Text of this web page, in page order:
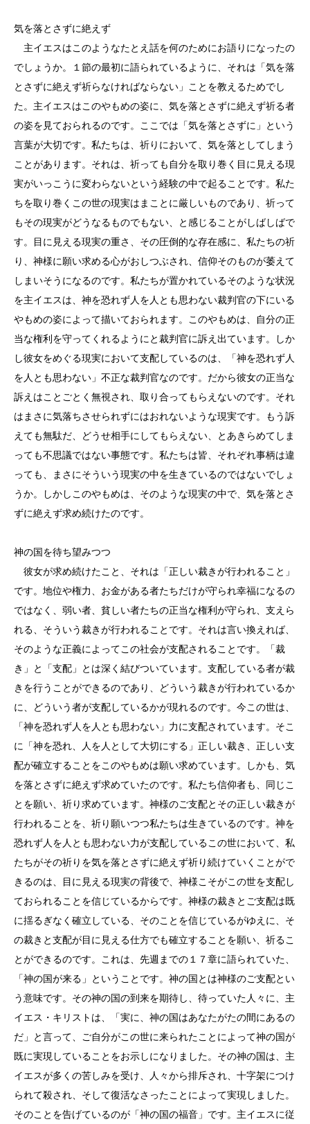
気を落とさずに絶えず
主イエスはこのようなたとえ話を何のためにお語りになったの
でしょうか。１節の最初に語られているように、それは「気を落
とさずに絶えず祈らなければならない」ことを教えるためでし
た。主イエスはこのやもめの姿に、気を落とさずに絶えず祈る者
の姿を見ておられるのです。ここでは「気を落とさずに」という
言葉が大切です。私たちは、祈りにおいて、気を落としてしまう
ことがあります。それは、祈っても自分を取り巻く目に見える現
実がいっこうに変わらないという経験の中で起ることです。私た
ちを取り巻くこの世の現実はまことに厳しいものであり、祈って
もその現実がどうなるものでもない、と感じることがしばしばで
す。目に見える現実の重さ、その圧倒的な存在感に、私たちの祈
り、神様に願い求める心がおしつぶされ、信仰そのものが萎えて
しまいそうになるのです。私たちが置かれているそのような状況
を主イエスは、神を恐れず人を人とも思わない裁判官の下にいる
やもめの姿によって描いておられます。このやもめは、自分の正
当な権利を守ってくれるようにと裁判官に訴え出ています。しか
し彼女をめぐる現実において支配しているのは、「神を恐れず人
を人とも思わない」不正な裁判官なのです。だから彼女の正当な
訴えはことごとく無視され、取り合ってもらえないのです。それ
はまさに気落ちさせられずにはおれないような現実です。もう訴
えても無駄だ、どうせ相手にしてもらえない、とあきらめてしま
っても不思議ではない事態です。私たちは皆、それぞれ事柄は違
っても、まさにそういう現実の中を生きているのではないでしょ
うか。しかしこのやもめは、そのような現実の中で、気を落とさ
ずに絶えず求め続けたのです。
神の国を待ち望みつつ
彼女が求め続けたこと、それは「正しい裁きが行われること」
です。地位や権力、お金がある者たちだけが守られ幸福になるの
ではなく、弱い者、貧しい者たちの正当な権利が守られ、支えら
れる、そういう裁きが行われることです。それは言い換えれば、
そのような正義によってこの社会が支配されることです。「裁
き」と「支配」とは深く結びついています。支配している者が裁
きを行うことができるのであり、どういう裁きが行われているか
に、どういう者が支配しているかが現れるのです。今この世は、
「神を恐れず人を人とも思わない」力に支配されています。そこ
に「神を恐れ、人を人として大切にする」正しい裁き、正しい支
配が確立することをこのやもめは願い求めています。しかも、気
を落とさずに絶えず求めていたのです。私たち信仰者も、同じこ
とを願い、祈り求めています。神様のご支配とその正しい裁きが
行われることを、祈り願いつつ私たちは生きているのです。神を
恐れず人を人とも思わない力が支配しているこの世において、私
たちがその祈りを気を落とさずに絶えず祈り続けていくことがで
きるのは、目に見える現実の背後で、神様こそがこの世を支配し
ておられることを信じているからです。神様の裁きとご支配は既
に揺るぎなく確立している、そのことを信じているがゆえに、そ
の裁きと支配が目に見える仕方でも確立することを願い、祈るこ
とができるのです。これは、先週までの１７章に語られていた、
「神の国が来る」ということです。神の国とは神様のご支配とい
う意味です。その神の国の到来を期待し、待っていた人々に、主
イエス・キリストは、「実に、神の国はあなたがたの間にあるの
だ」と言って、ご自分がこの世に来られたことによって神の国が
既に実現していることをお示しになりました。その神の国は、主
イエスが多くの苦しみを受け、人々から排斥され、十字架につけ
られて殺され、そして復活なさったことによって実現しました。
そのことを告げているのが「神の国の福音」です。主イエスに従